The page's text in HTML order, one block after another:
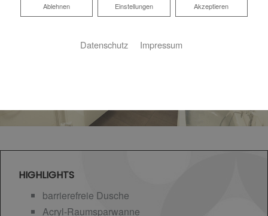
HIGHLIGHTS
barrierefreie Dusche
Acryl-Raumsparwanne
Akzeptieren
Einstellungen
Ablehnen
Ablehnen
Datenschutz Impressum